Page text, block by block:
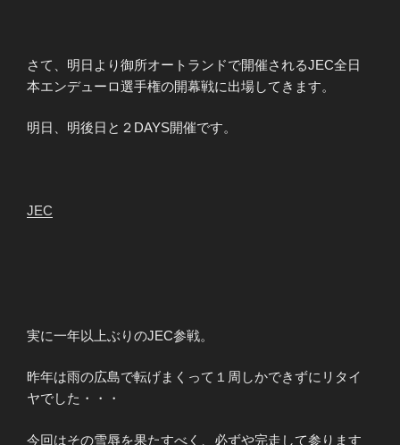
さて、明日より御所オートランドで開催されるJEC全日
本エンデューロ選手権の開幕戦に出場してきます。
明日、明後日と２DAYS開催です。
JEC
実に一年以上ぶりのJEC参戦。
昨年は雨の広島で転げまくって１周しかできずにリタイ
ヤでした・・・
今回はその雪辱を果たすべく、必ずや完走して参ります